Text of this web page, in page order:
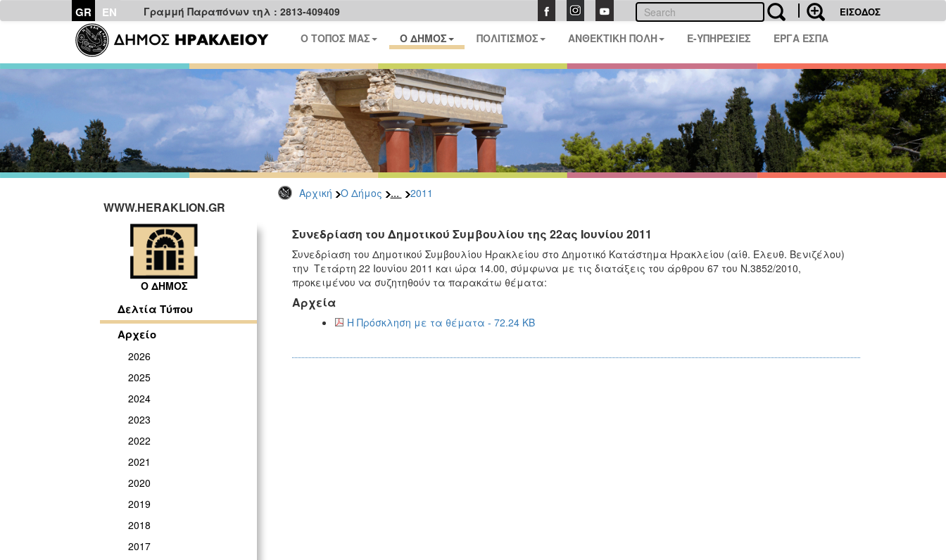
GR EN Γραμμή Παραπόνων τηλ : 2813-409409 ΕΙΣΟΔΟΣ
Ο ΤΟΠΟΣ ΜΑΣ Ο ΔΗΜΟΣ ΠΟΛΙΤΙΣΜΟΣ ΑΝΘΕΚΤΙΚΗ ΠΟΛΗ E-ΥΠΗΡΕΣΙΕΣ ΕΡΓΑ ΕΣΠΑ
Αρχική Ο Δήμος ... 2011
WWW.HERAKLION.GR
Ο ΔΗΜΟΣ
Δελτία Τύπου
Αρχείο
2026
2025
2024
2023
2022
2021
2020
2019
2018
2017
Συνεδρίαση του Δημοτικού Συμβουλίου της 22ας Ιουνίου 2011
Συνεδρίαση του Δημοτικού Συμβουλίου Ηρακλείου στο Δημοτικό Κατάστημα Ηρακλείου (αίθ. Ελευθ. Βενιζέλου)
την Τετάρτη 22 Ιουνίου 2011 και ώρα 14.00, σύμφωνα με τις διατάξεις του άρθρου 67 του Ν.3852/2010,
προκειμένου να συζητηθούν τα παρακάτω θέματα:
Αρχεία
Η Πρόσκληση με τα θέματα - 72.24 KB